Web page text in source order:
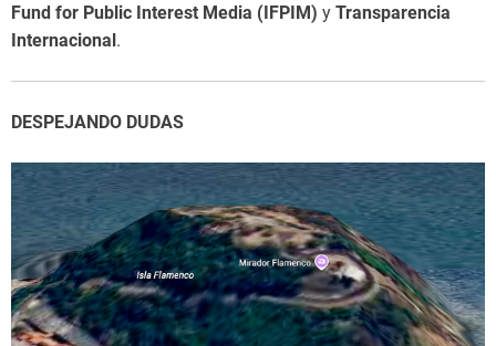
Fund for Public Interest Media (IFPIM) y Transparencia
Internacional.
DESPEJANDO DUDAS